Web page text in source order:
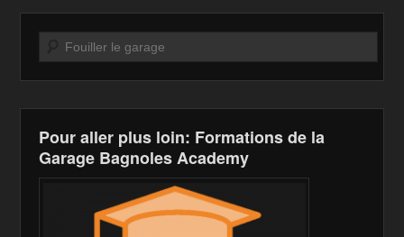
o
o
k
n
W
is
h
Li
st
n
k
Recherche
Pour aller plus loin: Formations de la
Garage Bagnoles Academy